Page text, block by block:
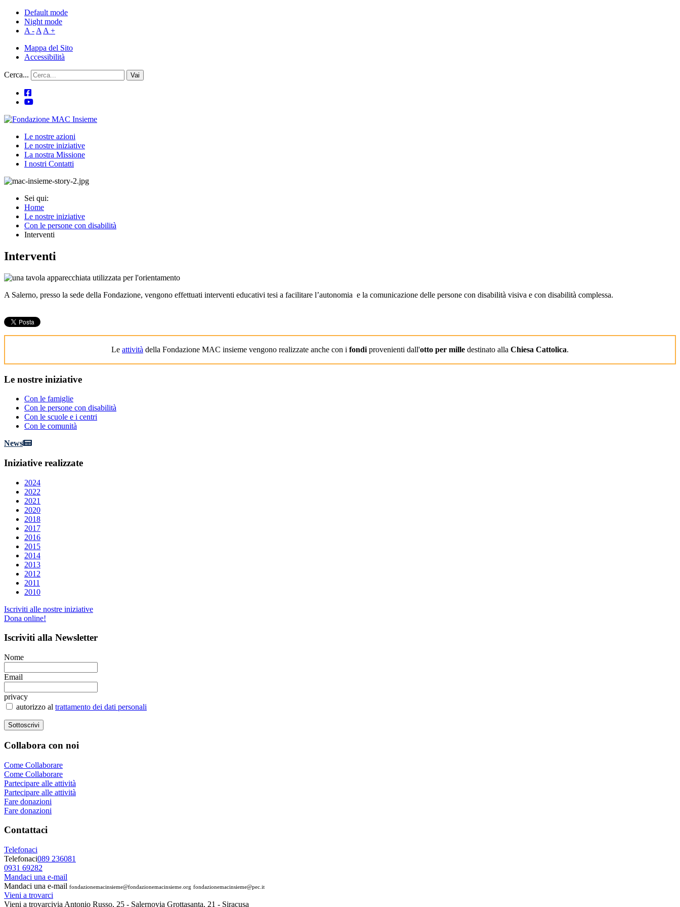
Default mode
Night mode
A - A A +
Mappa del Sito
Accessibilità
Cerca... Vai
Le nostre azioni
Le nostre iniziative
La nostra Missione
I nostri Contatti
Sei qui:
Home
Le nostre iniziative
Con le persone con disabilità
Interventi
Interventi
A Salerno, presso la sede della Fondazione, vengono effettuati interventi educativi tesi a facilitare l’autonomia e la comunicazione delle persone con disabilità visiva e con disabilità complessa.
Le attività della Fondazione MAC insieme vengono realizzate anche con i fondi provenienti dall'otto per mille destinato alla Chiesa Cattolica.
Le nostre iniziative
Con le famiglie
Con le persone con disabilità
Con le scuole e i centri
Con le comunità
News
Iniziative realizzate
2024
2022
2021
2020
2018
2017
2016
2015
2014
2013
2012
2011
2010
Iscriviti alle nostre iniziative
Dona online!
Iscriviti alla Newsletter
Nome
Email
privacy
autorizzo al trattamento dei dati personali
Collabora con noi
Come Collaborare
Come Collaborare
Partecipare alle attività
Partecipare alle attività
Fare donazioni
Fare donazioni
Contattaci
Telefonaci
Telefonaci089 236081
0931 69282
Mandaci una e-mail
Mandaci una e-mail fondazionemacinsieme@fondazionemacinsieme.org fondazionemacinsieme@pec.it
Vieni a trovarci
Vieni a trovarcivia Antonio Russo, 25 - Salernovia Grottasanta, 21 - Siracusa